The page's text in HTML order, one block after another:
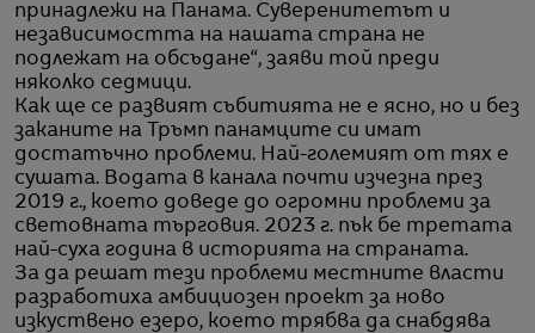
принадлежи на Панама. Суверенитетът и
независимостта на нашата страна не
подлежат на обсъдане“, заяви той преди
няколко седмици.
Как ще се развият събитията не е ясно, но и без
заканите на Тръмп панамците си имат
достатъчно проблеми. Най-големият от тях е
сушата. Водата в канала почти изчезна през
2019 г., което доведе до огромни проблеми за
световната търговия. 2023 г. пък бе третата
най-суха година в историята на страната.
За да решат тези проблеми местните власти
разработиха амбициозен проект за ново
изкуствено езеро, което трябва да снабдява